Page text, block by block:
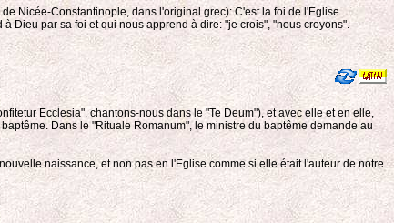
Nicée-Constantinople, dans l'original grec): C'est la foi de l'Eglise
Dieu par sa foi et qui nous apprend à dire: "je crois", "nous croyons".
Ecclesia", chantons-nous dans le "Te Deum"), et avec elle et en elle,
Dans le "Rituale Romanum", le ministre du baptême demande au
naissance, et non pas en l'Eglise comme si elle était l'auteur de notre